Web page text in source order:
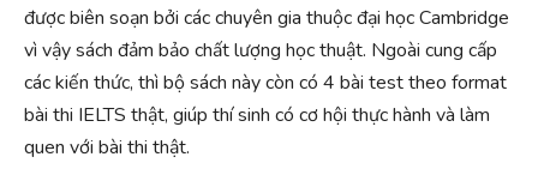
được biên soạn bởi các chuyên gia thuộc đại học Cambridge
vì vậy sách đảm bảo chất lượng học thuật. Ngoài cung cấp
các kiến thức, thì bộ sách này còn có 4 bài test theo format
bài thi IELTS thật, giúp thí sinh có cơ hội thực hành và làm
quen với bài thi thật.